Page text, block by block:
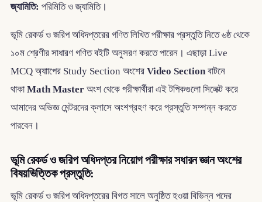
জ্যামিতি: পরিমিতি ও জ্যামিতি।
ভূমি রেকর্ড ও জরিপ অধিদপ্তরের গণিত লিখিত পরীক্ষার প্রস্তুতি নিতে ৬ষ্ঠ থেকে
১০ম শ্রেণীর সাধারণ গণিত বইটি অনুসরণ করতে পারেন। এছাড়া Live
MCQ অ্যাাপের Study Section অংশের Video Sectionবাটনে
থাকাMath Masterঅংশ থেকে পরীক্ষার্থীরা এই টপিকগুলো সিলেক্ট করে
আমাদের অভিজ্ঞ মেন্টরদের ক্লাসে অংশগ্রহণ করে প্রস্তুতি সম্পন্ন করতে
পারবেন।
ভূমি রেকর্ড ও জরিপ অধিদপ্তর নিয়োগ পরীক্ষার সধারন জ্ঞান অংশের
বিষয়ভিত্তিক প্রস্তুতি:
ভূমি রেকর্ড ও জরিপ অধিদপ্তরের বিগত সালে অনুষ্ঠিত হওয়া বিভিন্ন পদের